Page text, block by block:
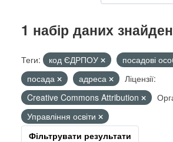
1 набір даних
Теги: код ЄДРПОУ
посадові
посада
адреса
Ліцензії:
Creative Commons Attribution
Управління освіти
Фільтрувати результати